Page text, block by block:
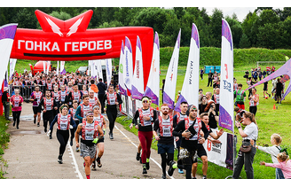
море
вчера, 21:43Экс-
председатель Верховного
суда Венгрии согласился стать
президентом республики
вчера, 20:58Финляндия
введет экзамен для
претендентов на получение
гражданства